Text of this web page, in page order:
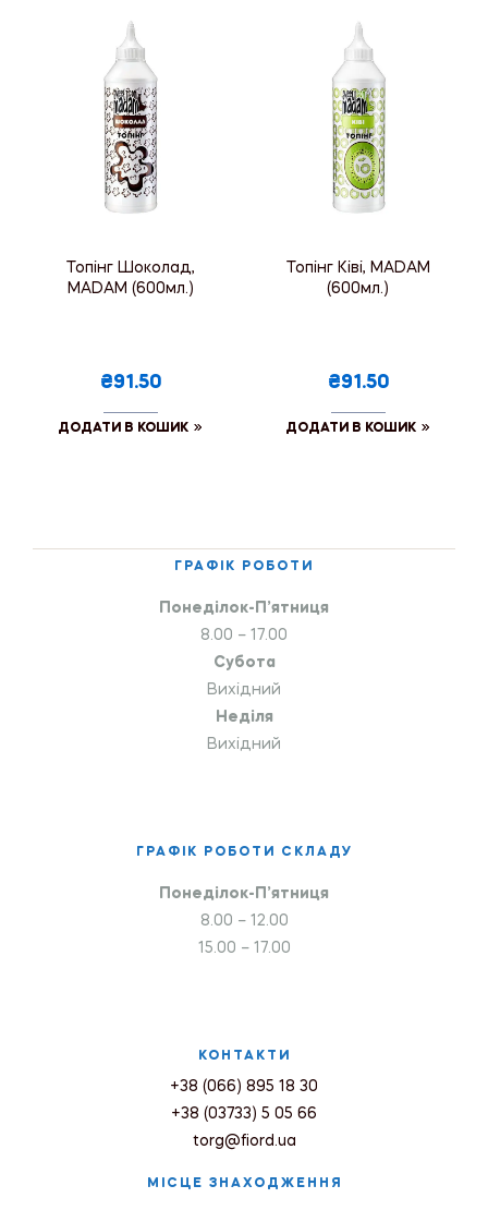
Топінг Шоколад,
MADAM (600мл.)
₴91.50
ДОДАТИ В КОШИК
Топінг Ківі, MADAM
(600мл.)
₴91.50
ДОДАТИ В КОШИК
ГРАФІК РОБОТИ
Понеділок-П’ятниця
8.00 – 17.00
Субота
Вихідний
Неділя
Вихідний
ГРАФІК РОБОТИ СКЛАДУ
Понеділок-П’ятниця
8.00 – 12.00
15.00 – 17.00
КОНТАКТИ
+38 (066) 895 18 30
+38 (03733) 5 05 66
torg@fiord.ua
МІСЦЕ ЗНАХОДЖЕННЯ